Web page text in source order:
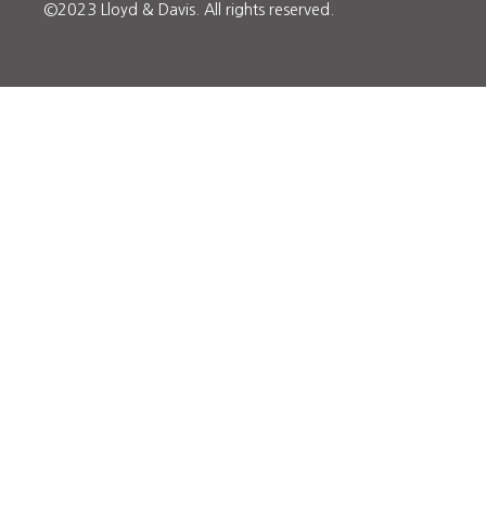
©2023 Lloyd & Davis. All rights reserved.